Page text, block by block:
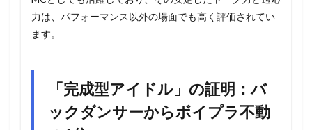
力は、パフォーマンス以外の場面でも高く評価されてい
ます。
「完成型アイドル」の証明：バ
ックダンサーからボイプラ不動